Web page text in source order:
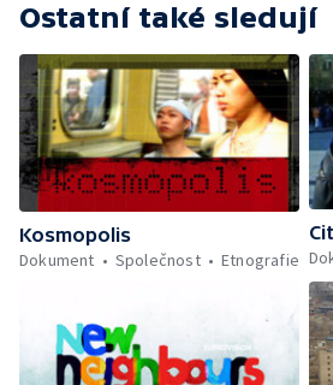
Ostatní také sledují
Kosmopolis
Dokument
Společnost Etnografie